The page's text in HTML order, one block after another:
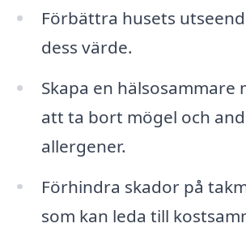
Förbättra husets
dess värde.
Skapa en hälsosammare
att ta bort mögel och
allergener.
Förhindra skador på
som kan leda till